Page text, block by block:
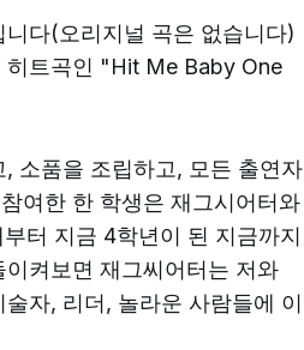
다(오리지널 곡은 없습니다)
히트곡인 "Hit Me Baby One
소품을 조립하고, 모든 출연자
여한 한 학생은 재그시어터와
터 지금 4학년이 된 지금까지
켜보면 재그씨어터는 저와
자, 리더, 놀라운 사람들에 이